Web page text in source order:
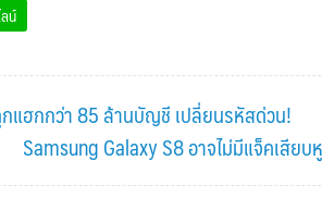
น์
แฮกกว่า 85 ล้านบัญชี เปลี่ยนรหัสด่วน!
Next
Post:
Samsung Galaxy S8 อาจไม่มีแจ็คเสีย